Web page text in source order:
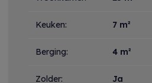
Keuken: 7 m²
Berging: 4 m²
Zolder: Ja